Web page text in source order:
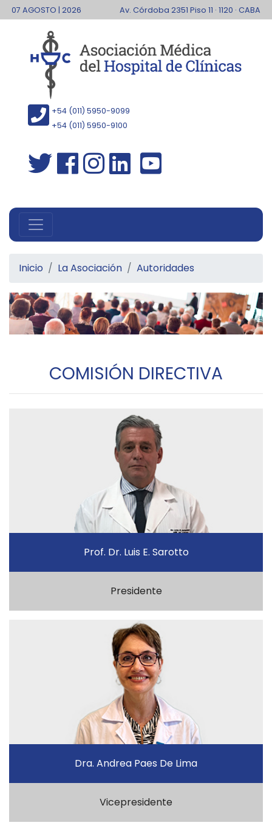
07 AGOSTO | 2026 Av. Córdoba 2351 Piso 11 · 1120 · CABA
+54 (011) 5950-9099
+54 (011) 5950-9100
Inicio La Asociación Autoridades
COMISIÓN DIRECTIVA
Prof. Dr. Luis E. Sarotto
Presidente
Dra. Andrea Paes De Lima
Vicepresidente